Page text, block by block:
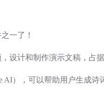
一了！
设计和制作演示文稿，占
AI），可以帮助用户生成